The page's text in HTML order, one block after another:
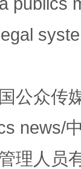
公众传
news/
理人员